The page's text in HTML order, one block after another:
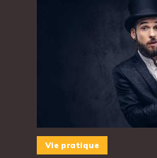
Vie pratique